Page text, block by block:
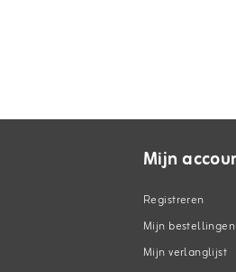
Mijn
Registreren
Mijn bestellingen
Mijn verlanglijst